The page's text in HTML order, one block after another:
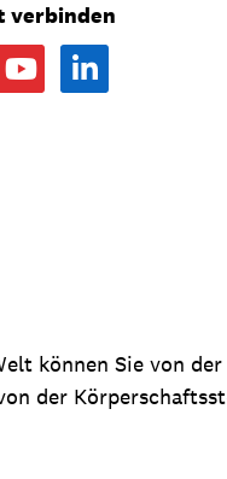
verbinden
können Sie von
der